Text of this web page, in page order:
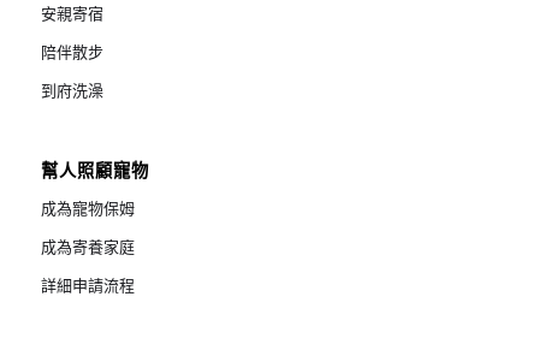
安親寄宿
陪伴散步
到府洗澡
幫人照顧寵物
成為寵物保姆
成為寄養家庭
詳細申請流程